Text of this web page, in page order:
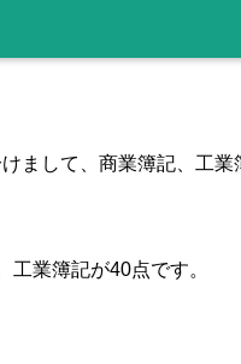
まして、商業簿記、工業
業簿記が40点です。